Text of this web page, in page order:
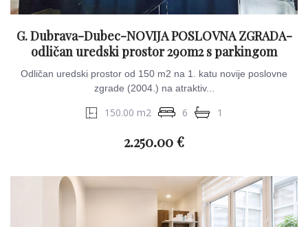
G. Dubrava-Dubec-NOVIJA POSLOVNA ZGRADA-
odličan uredski prostor 290m2 s parkingom
Odličan uredski prostor od 150 m2 na 1. katu novije poslovne
zgrade (2004.) na atraktiv...
150.00 m2 6 1
2.250.00 €